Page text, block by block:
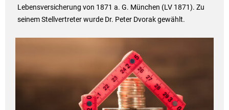
Lebensversicherung von 1871 a. G. München (LV 1871). Zu
seinem Stellvertreter wurde Dr. Peter Dvorak gewählt.